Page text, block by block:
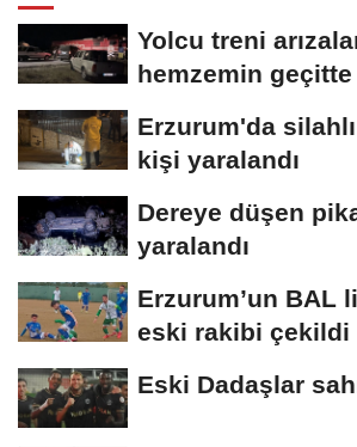
Yolcu treni
hemzemin geçitte
Erzurum'da
kişi yaralandı
Dereye düşen
yaralandı
Erzurum’un BAL
eski rakibi çekildi
Eski Dadaşlar